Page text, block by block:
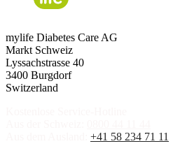
mylife Diabetes Care AG
Markt Schweiz
Lyssachstrasse 40
3400 Burgdorf
Switzerland
+41 58 234 71 11